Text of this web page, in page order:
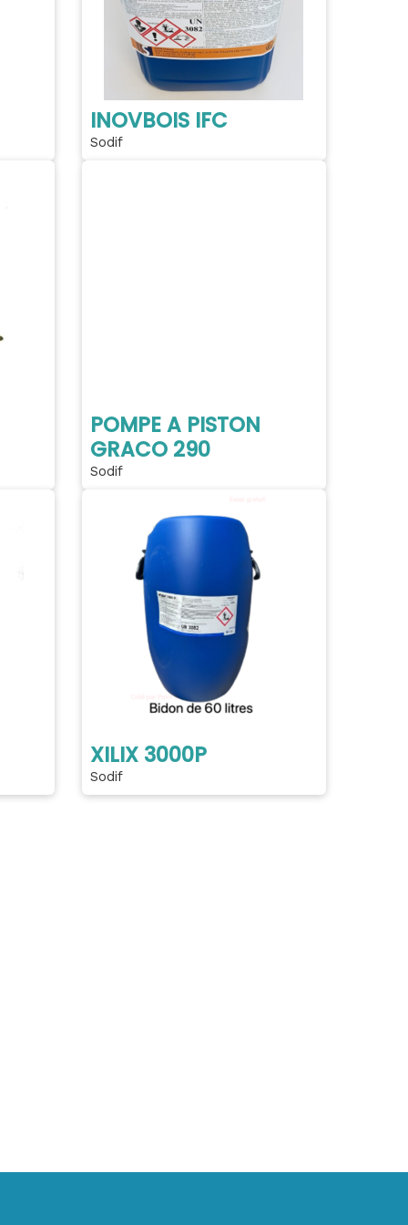
INOVBOIS IFC
Sodif
POMPE A PISTON
GRACO 290
Sodif
XILIX 3000P
Sodif